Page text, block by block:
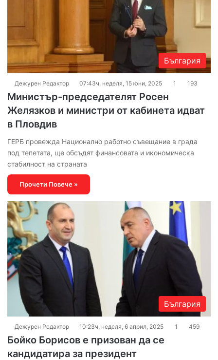
България
Дежурен Редактор 07:43ч, неделя, 15 юни, 2025 1 193
Министър-председателят Росен
Желязков и министри от кабинета идват
в Пловдив
ГЕРБ провежда Национално работно съвещание в града
под тепетата, ще обсъдят финансовата и икономическа
стабилност на страната
Прочети Повече »
България
Дежурен Редактор 10:23ч, неделя, 6 април, 2025 1 459
Бойко Борисов е призован да се
кандидатира за президент